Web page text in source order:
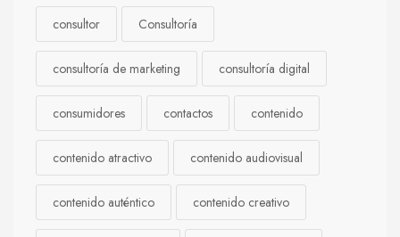
consultor Consultoría
consultoría de marketing consultoría digital
consumidores contactos contenido
contenido atractivo contenido audiovisual
contenido auténtico contenido creativo